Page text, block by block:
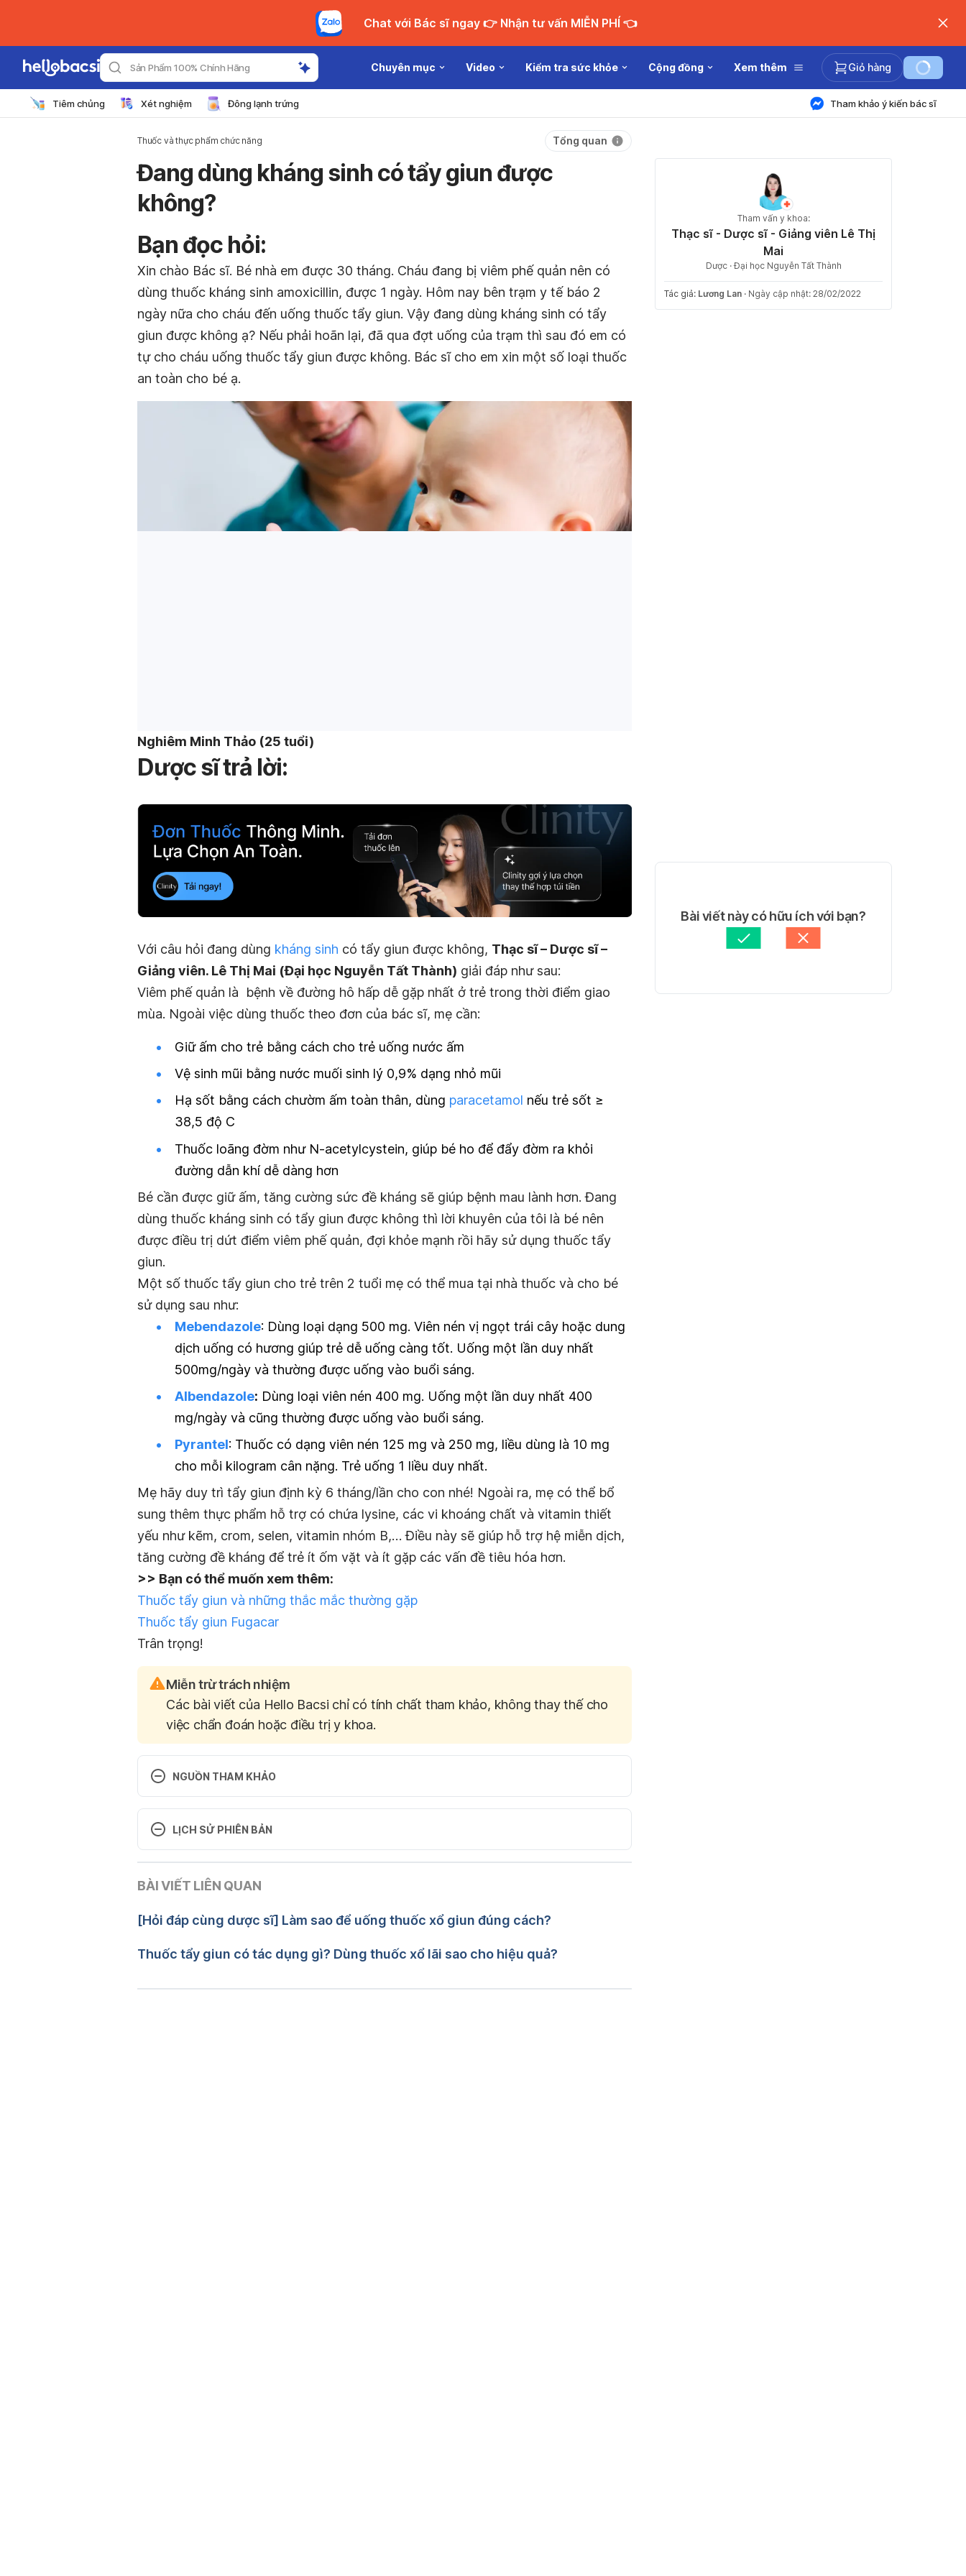
Chat với Bác sĩ ngay 👉 Nhận tư vấn MIỄN PHÍ 👈
Sản Phẩm 100% Chính Hãng Chuyên mục Video Kiểm tra sức khỏe Cộng đồng Xem thêm Giỏ hàng
Tiêm chủng Xét nghiệm Đông lạnh trứng Tham khảo ý kiến bác sĩ
Thuốc và thực phẩm chức năng Tổng quan
Đang dùng kháng sinh có tẩy giun được
không?
Bạn đọc hỏi:
Xin chào Bác sĩ. Bé nhà em được 30 tháng. Cháu đang bị viêm phế quản nên có
dùng thuốc kháng sinh amoxicillin, được 1 ngày. Hôm nay bên trạm y tế báo 2
ngày nữa cho cháu đến uống thuốc tẩy giun. Vậy đang dùng kháng sinh có tẩy
giun được không ạ? Nếu phải hoãn lại, đã qua đợt uống của trạm thì sau đó em có
tự cho cháu uống thuốc tẩy giun được không. Bác sĩ cho em xin một số loại thuốc
an toàn cho bé ạ.
Nghiêm Minh Thảo (25 tuổi)
Dược sĩ trả lời:
Với câu hỏi đang dùng kháng sinh có tẩy giun được không, Thạc sĩ – Dược sĩ –
Giảng viên. Lê Thị Mai (Đại học Nguyễn Tất Thành) giải đáp như sau:
Viêm phế quản là bệnh về đường hô hấp dễ gặp nhất ở trẻ trong thời điểm giao
mùa. Ngoài việc dùng thuốc theo đơn của bác sĩ, mẹ cần:
Giữ ấm cho trẻ bằng cách cho trẻ uống nước ấm
Vệ sinh mũi bằng nước muối sinh lý 0,9% dạng nhỏ mũi
Hạ sốt bằng cách chườm ấm toàn thân, dùng paracetamol nếu trẻ sốt ≥
38,5 độ C
Thuốc loãng đờm như N-acetylcystein, giúp bé ho để đẩy đờm ra khỏi
đường dẫn khí dễ dàng hơn
Bé cần được giữ ấm, tăng cường sức đề kháng sẽ giúp bệnh mau lành hơn. Đang
dùng thuốc kháng sinh có tẩy giun được không thì lời khuyên của tôi là bé nên
được điều trị dứt điểm viêm phế quản, đợi khỏe mạnh rồi hãy sử dụng thuốc tẩy
giun.
Một số thuốc tẩy giun cho trẻ trên 2 tuổi mẹ có thể mua tại nhà thuốc và cho bé
sử dụng sau như:
Mebendazole: Dùng loại dạng 500 mg. Viên nén vị ngọt trái cây hoặc dung
dịch uống có hương giúp trẻ dễ uống càng tốt. Uống một lần duy nhất
500mg/ngày và thường được uống vào buổi sáng.
Albendazole: Dùng loại viên nén 400 mg. Uống một lần duy nhất 400
mg/ngày và cũng thường được uống vào buổi sáng.
Pyrantel: Thuốc có dạng viên nén 125 mg và 250 mg, liều dùng là 10 mg
cho mỗi kilogram cân nặng. Trẻ uống 1 liều duy nhất.
Mẹ hãy duy trì tẩy giun định kỳ 6 tháng/lần cho con nhé! Ngoài ra, mẹ có thể bổ
sung thêm thực phẩm hỗ trợ có chứa lysine, các vi khoáng chất và vitamin thiết
yếu như kẽm, crom, selen, vitamin nhóm B,… Điều này sẽ giúp hỗ trợ hệ miễn dịch,
tăng cường đề kháng để trẻ ít ốm vặt và ít gặp các vấn đề tiêu hóa hơn.
>> Bạn có thể muốn xem thêm:
Thuốc tẩy giun và những thắc mắc thường gặp
Thuốc tẩy giun Fugacar
Trân trọng!
Miễn trừ trách nhiệm
Các bài viết của Hello Bacsi chỉ có tính chất tham khảo, không thay thế cho
việc chẩn đoán hoặc điều trị y khoa.
NGUỒN THAM KHẢO
Anthelmintic drugs
http://www.wormbook.org/chapters/www_anthelminticdrugs/anthelminticdrugs.html
Ngày truy cập: 28/02/2022
Oral Anthelmintics
https://www.drugoffice.gov.hk/eps/do/en/consumer/news_informations/dm_19.html
https://www.ncbi.nlm.nih.gov/pmc/articles/PMC3655236/ Ngày truy cập: 28/02/2022
LỊCH SỬ PHIÊN BẢN
28/02/2022
Tham vấn y khoa: Thạc sĩ - Dược sĩ - Giảng viên Lê Thị Mai
BÀI VIẾT LIÊN QUAN
[Hỏi đáp cùng dược sĩ] Làm sao để uống thuốc xổ giun đúng cách?
Thuốc tẩy giun có tác dụng gì? Dùng thuốc xổ lãi sao cho hiệu quả?
Tham vấn y khoa:
Thạc sĩ - Dược sĩ - Giảng viên Lê Thị
Mai
Dược · Đại học Nguyễn Tất Thành
Tác giả: Lương Lan · Ngày cập nhật: 28/02/2022
Bài viết này có hữu ích với bạn?